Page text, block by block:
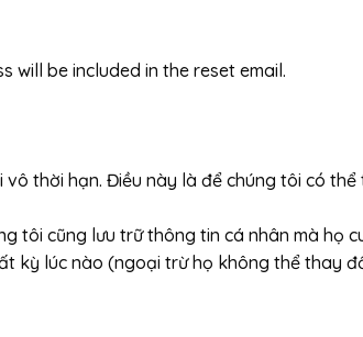
will be included in the reset email.
thời hạn. Điều này là để chúng tôi có
tôi cũng lưu trữ thông tin cá nhân mà họ
kỳ lúc nào (ngoại trừ họ không thể thay